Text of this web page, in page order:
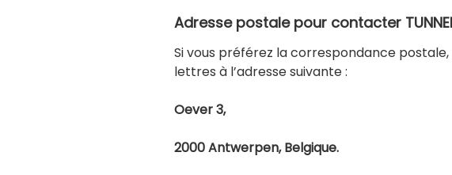
Adresse postale pour contacter
Si vous préférez la correspondance
lettres à l’adresse suivante :
Oever 3,
2000 Antwerpen, Belgique.